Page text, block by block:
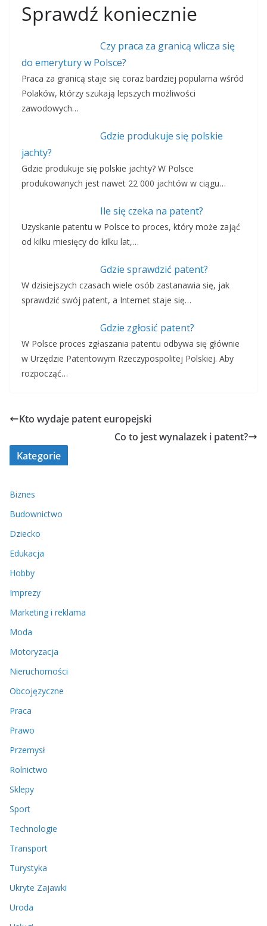
Sprawdź koniecznie
Czy praca za granicą wlicza się
do emerytury w Polsce?
Praca za granicą staje się coraz bardziej popularna wśród
Polaków, którzy szukają lepszych możliwości
zawodowych…
Gdzie produkuje się polskie
jachty?
Gdzie produkuje się polskie jachty? W Polsce
produkowanych jest nawet 22 000 jachtów w ciągu…
Ile się czeka na patent?
Uzyskanie patentu w Polsce to proces, który może zająć
od kilku miesięcy do kilku lat,…
Gdzie sprawdzić patent?
W dzisiejszych czasach wiele osób zastanawia się, jak
sprawdzić swój patent, a Internet staje się…
Gdzie zgłosić patent?
W Polsce proces zgłaszania patentu odbywa się głównie
w Urzędzie Patentowym Rzeczypospolitej Polskiej. Aby
rozpocząć…
Kto wydaje patent europejski
Co to jest wynalazek i patent?
Kategorie
Biznes
Budownictwo
Dziecko
Edukacja
Hobby
Imprezy
Marketing i reklama
Moda
Motoryzacja
Nieruchomości
Obcojęzyczne
Praca
Prawo
Przemysł
Rolnictwo
Sklepy
Sport
Technologie
Transport
Turystyka
Ukryte Zajawki
Uroda